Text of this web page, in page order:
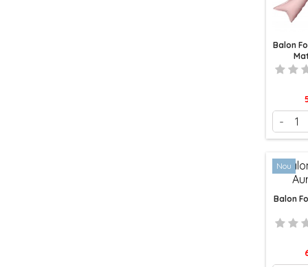
Balon
-
Nou
Balon